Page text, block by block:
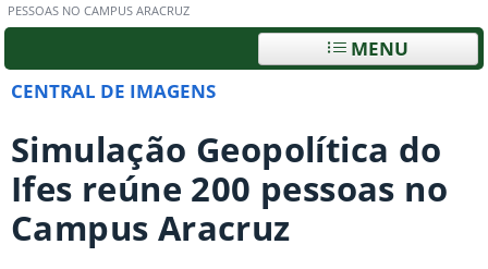
PESSOAS NO CAMPUS ARACRUZ
MENU
CENTRAL DE IMAGENS
Simulação Geopolítica do
Ifes reúne 200 pessoas no
Campus Aracruz